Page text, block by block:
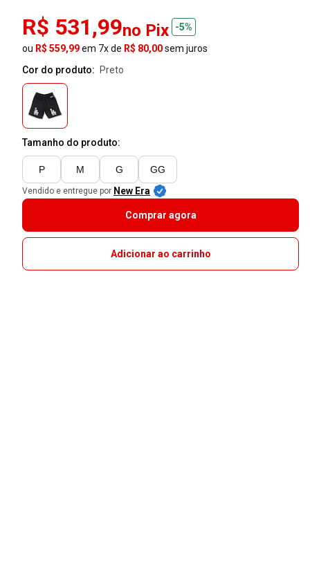
R$ 531,99no Pix
-5%
ou R$ 559,99em 7x de R$ 80,00sem juros
Cor do produto:
preto
Tamanho do produto:
P M G GG
Vendido e entregue por New Era
Comprar agora
Adicionar ao carrinho